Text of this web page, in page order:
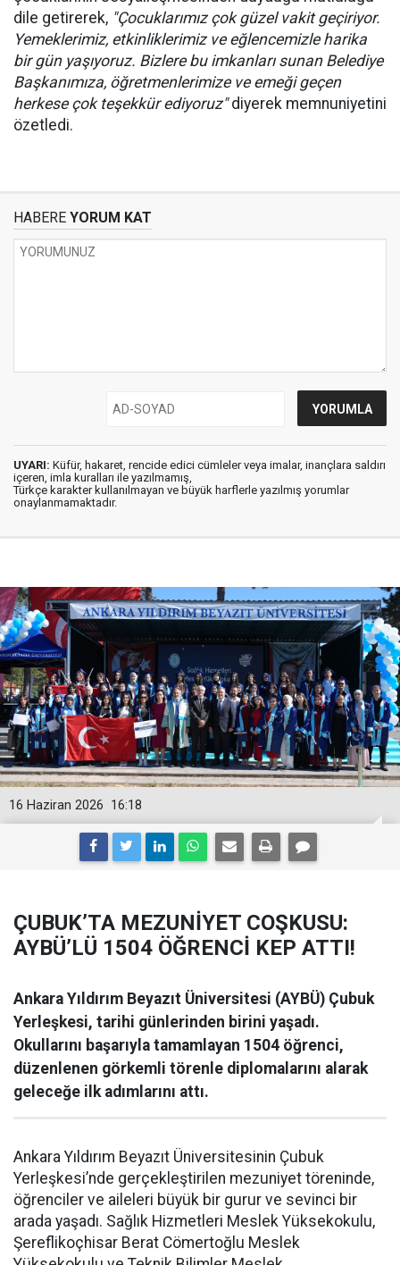
dile getirerek, "Çocuklarımız çok güzel vakit geçiriyor.
Yemeklerimiz, etkinliklerimiz ve eğlencemizle harika
bir gün yaşıyoruz. Bizlere bu imkanları sunan Belediye
Başkanımıza, öğretmenlerimize ve emeği geçen
herkese çok teşekkür ediyoruz"diyerek memnuniyetini
özetledi.
HABERE YORUM KAT
UYARI: Küfür, hakaret, rencide edici cümleler veya imalar, inançlara saldırı
içeren, imla kuralları ile yazılmamış,
Türkçe karakter kullanılmayan ve büyük harflerle yazılmış yorumlar
onaylanmamaktadır.
16:18
16 Haziran 2026
ÇUBUK’TA MEZUNİYET COŞKUSU:
AYBÜ’LÜ 1504 ÖĞRENCİ KEP ATTI!
Ankara Yıldırım Beyazıt Üniversitesi (AYBÜ) Çubuk
Yerleşkesi, tarihi günlerinden birini yaşadı.
Okullarını başarıyla tamamlayan 1504 öğrenci,
düzenlenen görkemli törenle diplomalarını alarak
geleceğe ilk adımlarını attı.
Ankara Yıldırım Beyazıt Üniversitesinin Çubuk
Yerleşkesi’nde gerçekleştirilen mezuniyet töreninde,
öğrenciler ve aileleri büyük bir gurur ve sevinci bir
arada yaşadı. Sağlık Hizmetleri Meslek Yüksekokulu,
Şereflikoçhisar Berat Cömertoğlu Meslek